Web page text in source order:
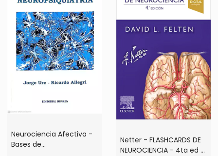
Neurociencia Afectiva -
Bases de
Netter - FLASHCARDS DE
NEUROCIENCIA - 4ta ed -